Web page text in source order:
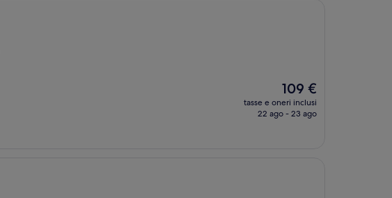
Il
prezzo
attuale
109 €
tasse e oneri inclusi
22 ago - 23 ago